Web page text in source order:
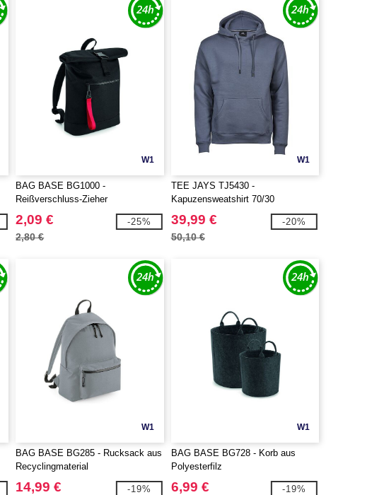
W1
BAG BASE BG1000 -
Reißverschluss-Zieher
2,09 €
2,80 €
-25%
W1
TEE JAYS TJ5430 -
Kapuzensweatshirt 70/30
39,99 €
50,10 €
-20%
W1
BAG BASE BG285 - Rucksack aus
Recyclingmaterial
14,99 € -19%
W1
BAG BASE BG728 - Korb aus
Polyesterfilz
6,99 € -19%